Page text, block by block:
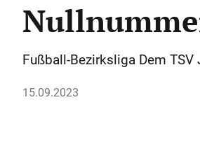
Fußball-Bezirksliga Dem
15.09.2023